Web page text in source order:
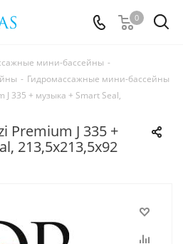
0
мини-бассейны -
- Гидромассажные мини-бассейны
J 335 + музыка + Smart Seal,
Premium J 335 +
213,5x213,5х92